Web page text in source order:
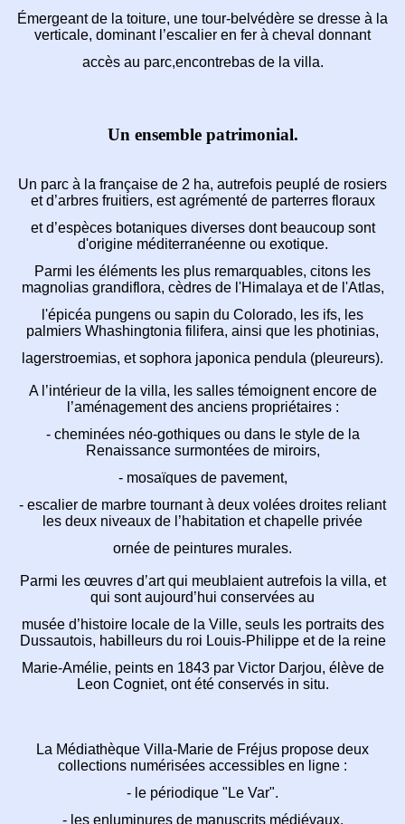
Émergeant de la toiture, une tour-belvédère se dresse à la
verticale, dominant l’escalier en fer à cheval donnant
accès au parc,encontrebas de la villa.
Un ensemble patrimonial.
Un parc à la française de 2 ha, autrefois peuplé de rosiers
et d’arbres fruitiers, est agrémenté de parterres floraux
et d’espèces botaniques diverses dont beaucoup sont
d'origine méditerranéenne ou exotique.
Parmi les éléments les plus remarquables, citons les
magnolias grandiflora, cèdres de l'Himalaya et de l'Atlas,
l'épicéa pungens ou sapin du Colorado, les ifs, les
palmiers Whashingtonia filifera, ainsi que les photinias,
lagerstroemias, et sophora japonica pendula (pleureurs).
A l’intérieur de la villa, les salles témoignentencore de
l’aménagement des anciens propriétaires :
- cheminées néo-gothiques ou dans le style de la
Renaissance surmontées de miroirs,
- mosaïques de pavement,
- escalier de marbre tournant à deux volées droites reliant
les deux niveaux de l’habitation et chapelle privée
ornée de peintures murales.
Parmi les œuvres d’art qui meublaient autrefois la villa, et
qui sont aujourd’hui conservées au
musée d’histoire locale de la Ville, seuls les portraits des
Dussautois, habilleurs du roi Louis-Philippe et de la reine
Marie-Amélie, peints en 1843 par Victor Darjou, élève de
Leon Cogniet, ont été conservés in situ.
La Médiathèque Villa-Marie de Fréjus propose deux
collections numérisées accessibles en ligne :
- le périodique "Le Var".
- les enluminures de manuscrits médiévaux.